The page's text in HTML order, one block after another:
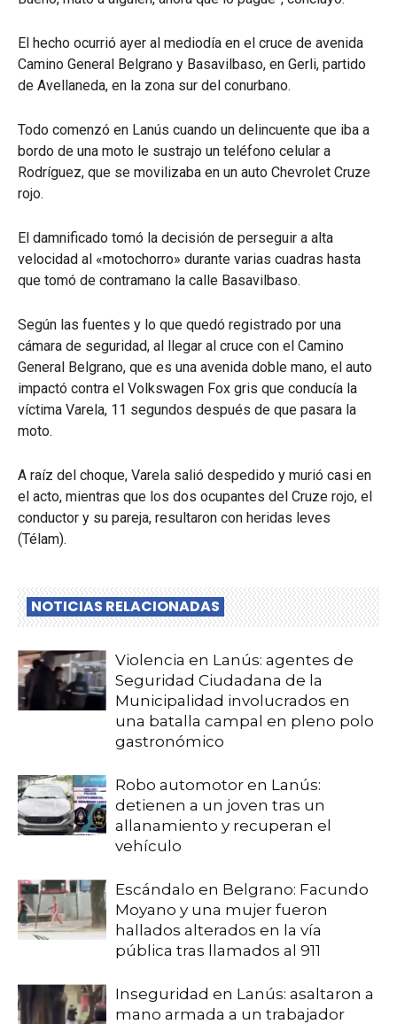
El hecho ocurrió ayer al mediodía en el cruce de avenida
Camino General Belgrano y Basavilbaso, en Gerli, partido
de Avellaneda, en la zona sur del conurbano.
Todo comenzó en Lanús cuando un delincuente que iba a
bordo de una moto le sustrajo un teléfono celular a
Rodríguez, que se movilizaba en un auto Chevrolet Cruze
rojo.
El damnificado tomó la decisión de perseguir a alta
velocidad al «motochorro» durante varias cuadras hasta
que tomó de contramano la calle Basavilbaso.
Según las fuentes y lo que quedó registrado por una
cámara de seguridad, al llegar al cruce con el Camino
General Belgrano, que es una avenida doble mano, el auto
impactó contra el Volkswagen Fox gris que conducía la
víctima Varela, 11 segundos después de que pasara la
moto.
A raíz del choque, Varela salió despedido y murió casi en
el acto, mientras que los dos ocupantes del Cruze rojo, el
conductor y su pareja, resultaron con heridas leves
(Télam).
NOTICIAS RELACIONADAS
Violencia en Lanús: agentes de
Seguridad Ciudadana de la
Municipalidad involucrados en
una batalla campal en pleno polo
gastronómico
Robo automotor en Lanús:
detienen a un joven tras un
allanamiento y recuperan el
vehículo
Escándalo en Belgrano: Facundo
Moyano y una mujer fueron
hallados alterados en la vía
pública tras llamados al 911
Inseguridad en Lanús: asaltaron a
mano armada a un trabajador